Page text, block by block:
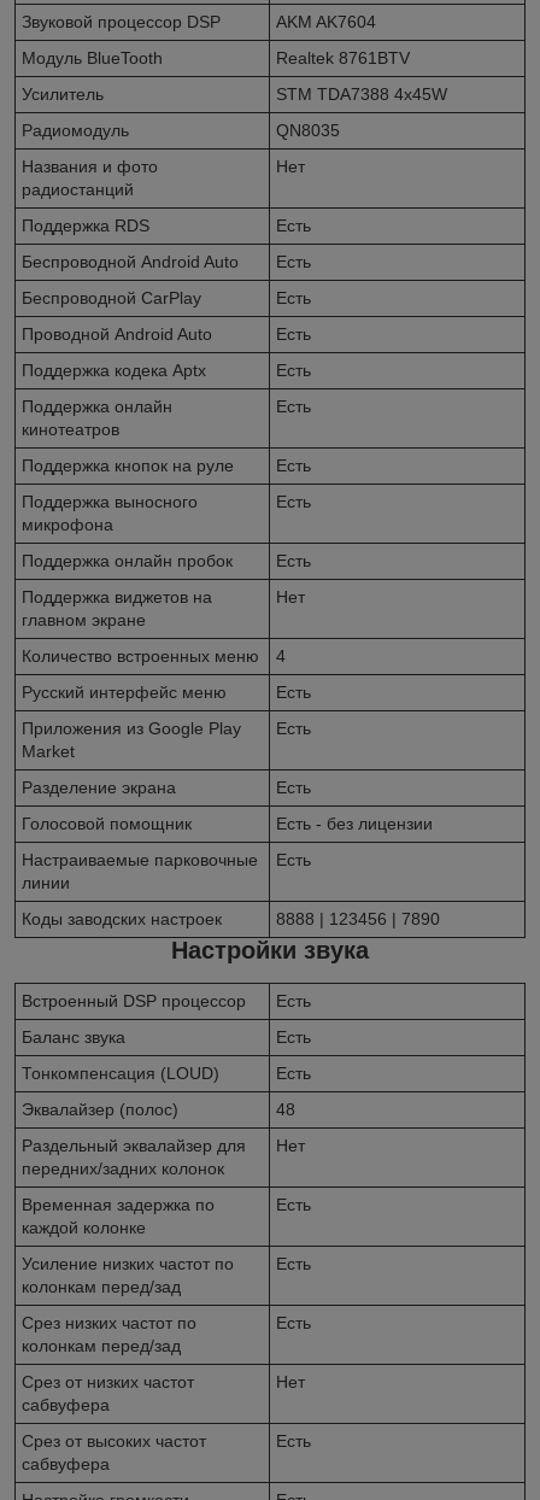
Звуковой процессор DSP
AKM AK7604
Модуль BlueTooth
Realtek 8761BTV
Усилитель
STM TDA7388 4x45W
Радиомодуль
QN8035
Названия и фото
радиостанций
Нет
Поддержка RDS
Есть
Беспроводной Android Auto
Есть
Беспроводной CarPlay
Есть
Проводной Android Auto
Есть
Поддержка кодека Aptx
Есть
Поддержка онлайн
кинотеатров
Есть
Поддержка кнопок на руле
Есть
Поддержка выносного
микрофона
Есть
Поддержка онлайн пробок
Есть
Поддержка виджетов на
главном экране
Нет
Количество встроенных меню
4
Русский интерфейс меню
Есть
Приложения из Google Play
Market
Есть
Разделение экрана
Есть
Голосовой помощник
Есть - без лицензии
Настраиваемые парковочные
линии
Есть
Коды заводских настроек 8888 | 123456 | 7890
Настройки звука
Встроенный DSP процессор
Есть
Баланс звука
Есть
Тонкомпенсация (LOUD)
Есть
Эквалайзер (полос)
48
Раздельный эквалайзер для
передних/задних колонок
Нет
Временная задержка по
каждой колонке
Есть
Усиление низких частот по
колонкам перед/зад
Есть
Срез низких частот по
колонкам перед/зад
Есть
Срез от низких частот
сабвуфера
Нет
Срез от высоких частот
сабвуфера
Есть